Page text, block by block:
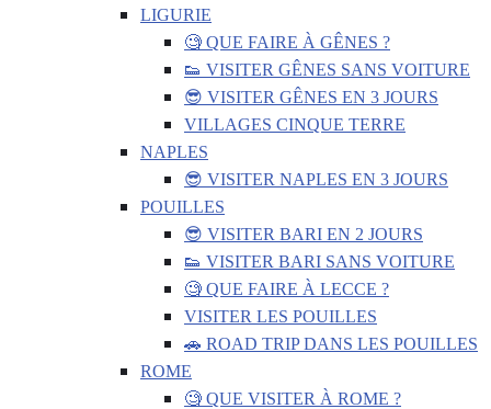
LIGURIE
🧐 QUE FAIRE À GÊNES ?
👟 VISITER GÊNES SANS VOITURE
😎 VISITER GÊNES EN 3 JOURS
VILLAGES CINQUE TERRE
NAPLES
😎 VISITER NAPLES EN 3 JOURS
POUILLES
😎 VISITER BARI EN 2 JOURS
👟 VISITER BARI SANS VOITURE
🧐 QUE FAIRE À LECCE ?
VISITER LES POUILLES
🚗 ROAD TRIP DANS LES POUILLES
ROME
🧐 QUE VISITER À ROME ?